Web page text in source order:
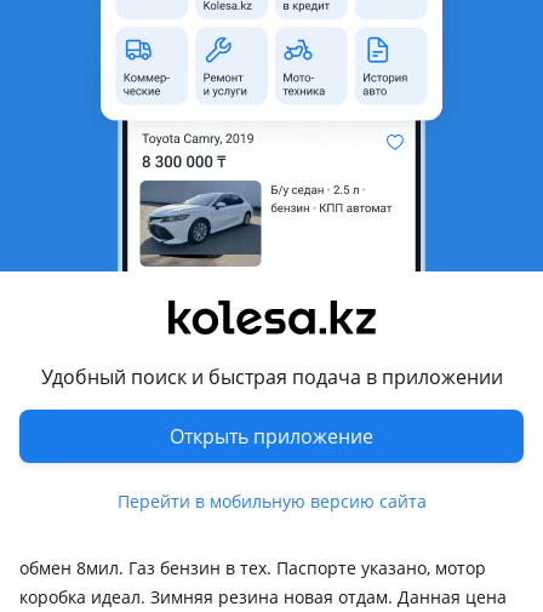
Удобный поиск и быстрая подача в приложении
Открыть приложение
Перейти в мобильную версию сайта
Актобе, Актюбинская
2010 - н.в. 4 поколение
Минивэн
Объем двигателя, л
Пробег
Вариатор
Руль
Слева
Растаможен в Казахстане
Комментарий продавца
обмен 8мил. Газ бензин в тех. Паспорте указано, мотор
коробка идеал. Зимняя резина новая отдам. Данная цена